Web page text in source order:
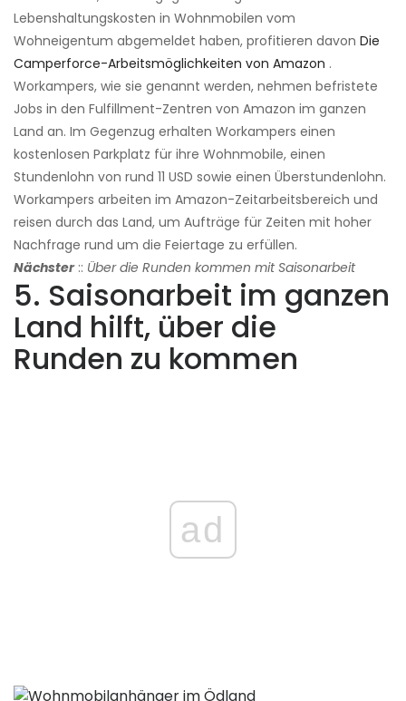
Lebenshaltungskosten in Wohnmobilen vom
Wohneigentum abgemeldet haben, profitieren davon Die
Camperforce-Arbeitsmöglichkeiten von Amazon .
Workampers, wie sie genannt werden, nehmen befristete
Jobs in den Fulfillment-Zentren von Amazon im ganzen
Land an. Im Gegenzug erhalten Workampers einen
kostenlosen Parkplatz für ihre Wohnmobile, einen
Stundenlohn von rund 11 USD sowie einen Überstundenlohn.
Workampers arbeiten im Amazon-Zeitarbeitsbereich und
reisen durch das Land, um Aufträge für Zeiten mit hoher
Nachfrage rund um die Feiertage zu erfüllen.
Nächster :: Über die Runden kommen mit Saisonarbeit
5. Saisonarbeit im ganzen
Land hilft, über die
Runden zu kommen
ad